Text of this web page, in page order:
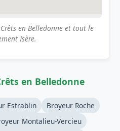
en Belledonne et tout le
Isère.
en Belledonne
Estrablin
Broyeur Roche
Montalieu-Vercieu